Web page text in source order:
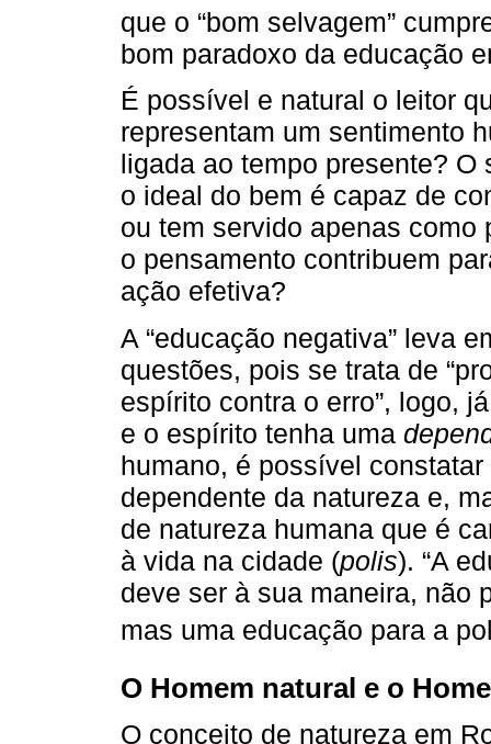
que o “bom selvagem”
bom paradoxo da educação
É possível e natural o leitor
representam um sentimento
ligada ao tempo presente?
o ideal do bem é capaz de
ou tem servido apenas como
o pensamento contribuem
ação efetiva?
A “educação negativa” leva
questões, pois se trata de
espírito contra o erro”, logo,
e o espírito tenha uma
humano, é possível constatar
dependente da natureza e,
de natureza humana que é
à vida na cidade (polis). “A
deve ser à sua maneira, não
mas uma educação para a
O Homem natural e o
O conceito de natureza em